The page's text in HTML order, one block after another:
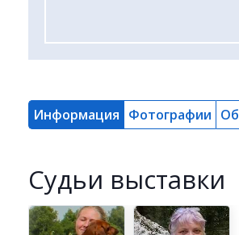
Информация Фотографии
Cудьи выставки